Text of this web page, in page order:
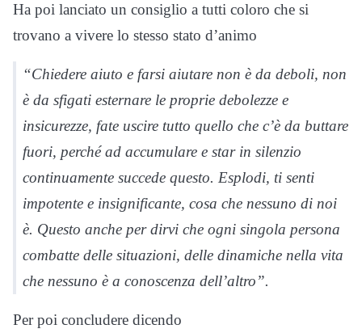
Ha poi lanciato un consiglio a tutti coloro che si
trovano a vivere lo stesso stato d’animo
“Chiedere aiuto e farsi aiutare non è da deboli, non
è da sfigati esternare le proprie debolezze e
insicurezze, fate uscire tutto quello che c’è da buttare
fuori, perché ad accumulare e star in silenzio
continuamente succede questo. Esplodi, ti senti
impotente e insignificante, cosa che nessuno di noi
è. Questo anche per dirvi che ogni singola persona
combatte delle situazioni, delle dinamiche nella vita
che nessuno è a conoscenza dell’altro”.
Per poi concludere dicendo